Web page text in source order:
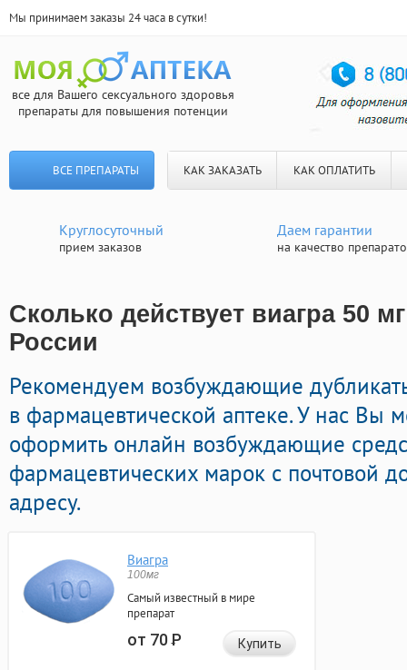
Мы принимаем заказы 24 часа в сутки!
все для Вашего сексуального здоровья
препараты для повышения потенции
ВСЕ ПРЕПАРАТЫ КАК ЗАКАЗАТЬ КАК ОПЛАТИТЬ
Круглосуточный
прием заказов
Даем гарантии
на качество
Сколько действует виагра 50
России
Рекомендуем возбуждающие
в фармацевтической аптеке. У нас Вы
оформить онлайн возбуждающие
фармацевтических марок с почтовой
адресу.
Виагра
100мг
Самый известный в мире
препарат
от 70Р Купить